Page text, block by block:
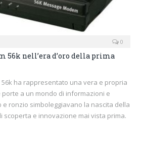
0
56k nell’era d’oro della prima
56k ha rappresentato una vera e propria
a un mondo di informazioni e
e ronzio simboleggiavano la nascita della
scoperta e innovazione mai vista prima.